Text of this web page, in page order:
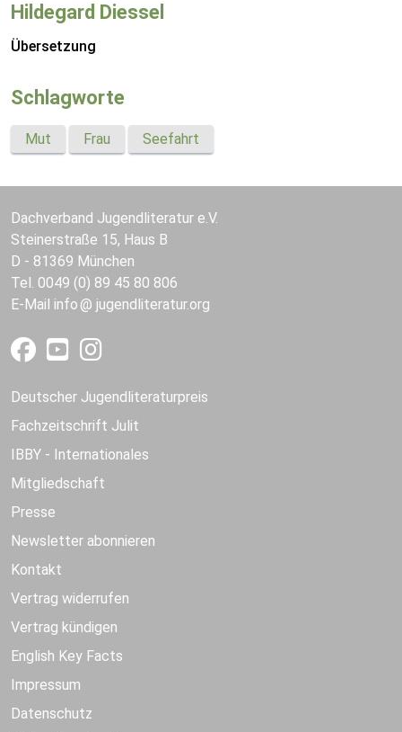
Hildegard Diessel
Übersetzung
Schlagworte
Mut Frau Seefahrt
Dachverband Jugendliteratur e.V.
Steinerstraße 15, Haus B
D - 81369 München
Tel. 0049 (0) 89 45 80 806
E-Mail info jugendliteratur.org
Deutscher Jugendliteraturpreis
Fachzeitschrift Julit
IBBY - Internationales
Mitgliedschaft
Presse
Newsletter abonnieren
Kontakt
Vertrag widerrufen
Vertrag kündigen
English Key Facts
Impressum
Datenschutz